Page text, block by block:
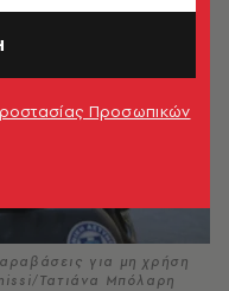
για μη χρήση
Τατιάνα Μπόλαρη
Προσωπικών